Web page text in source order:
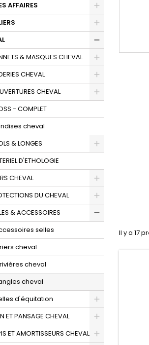
AFFAIRES
& MASQUES CHEVAL
CHEVAL
CHEVAL
- COMPLET
cheval
& LONGES
D'ETHOLOGIE
CHEVAL
DU CHEVAL
& ACCESSOIRES
selles
cheval
cheval
cheval
d'équitation
ET PANSAGE CHEVAL
ET AMORTISSEURS CHEVAL
Il y a 17